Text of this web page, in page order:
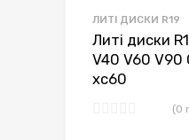
ЛИТІ ДИСКИ R19
Литі диски
V40 V60 V90
xc60
(0